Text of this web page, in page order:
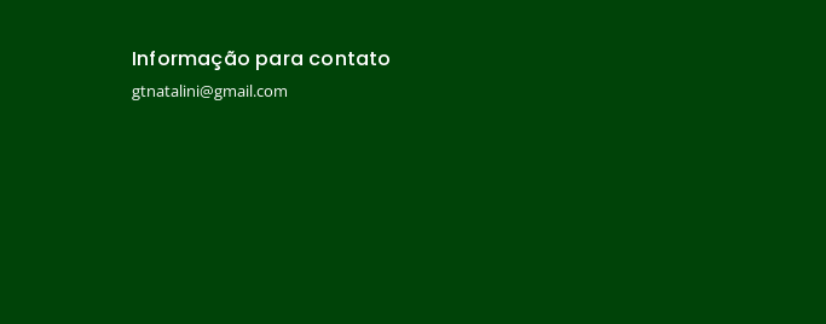
Informação para contato
gtnatalini@gmail.com